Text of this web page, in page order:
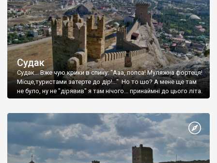
Судак
Судак... Вже чую крики в спину: "Ааа, попса! Муляжна фортеця!
Місце,туристами затерте до дір!..." Но то шо? А мене ще там
не було, ну не "дірявив" я там нічого... принаймні до цього літа.